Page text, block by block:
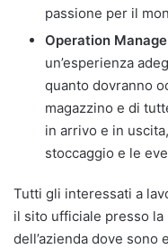
passione per il
Operation
un’esperienza
quanto dovranno
magazzino e di
in arrivo e in
stoccaggio e le
Tutti gli interessati a
il sito ufficiale presso la
dell’azienda dove